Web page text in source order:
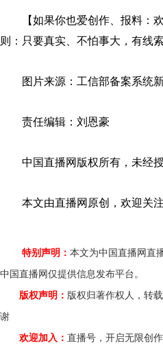
【如果你也爱创作、报料：
则：只要真实、不怕事大，有线
图片来源：工信部备案系统
责任编辑：刘恩豪
中国直播网版权所有，未经
本文由直播网原创，欢迎关
特别声明： 本文为中国直播网直
中国直播网仅提供信息发布平台。
版权声明： 版权归著作权人，转
谢
欢迎加入： 直播号，开启无限创